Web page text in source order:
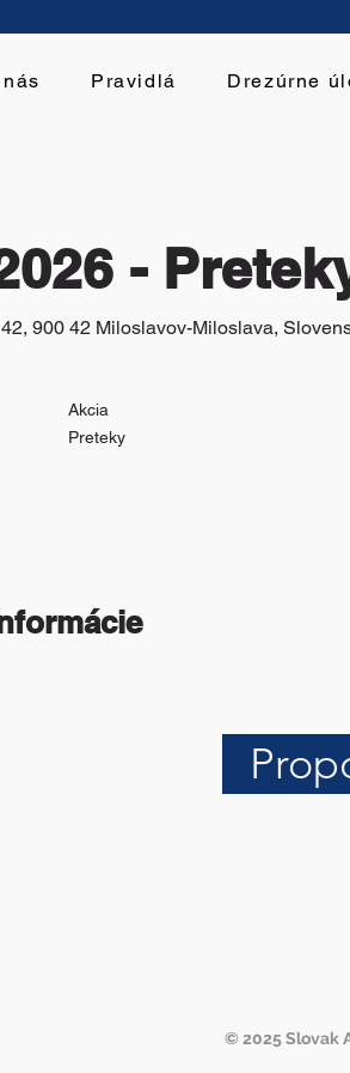
Pravidlá Drezúrne
-
900 42 Miloslavov-Miloslava,
Akcia
Preteky
© 2025 Slovak